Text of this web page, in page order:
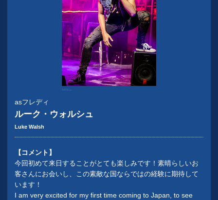
asフレディ
ルーク・ウォルシュ
Luke Walsh
【コメント】
今回初めて来日することがとても楽しみです！素晴らしいお
客さんにお会いし、この素敵な国ならではの経験に期待して
います！
I am very excited for my first time coming to Japan, to see